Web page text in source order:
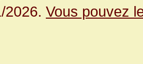
2026. Vous pouvez